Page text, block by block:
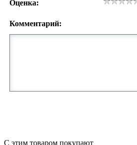
Оценка:
Комментарий:
С этим товаром покупают